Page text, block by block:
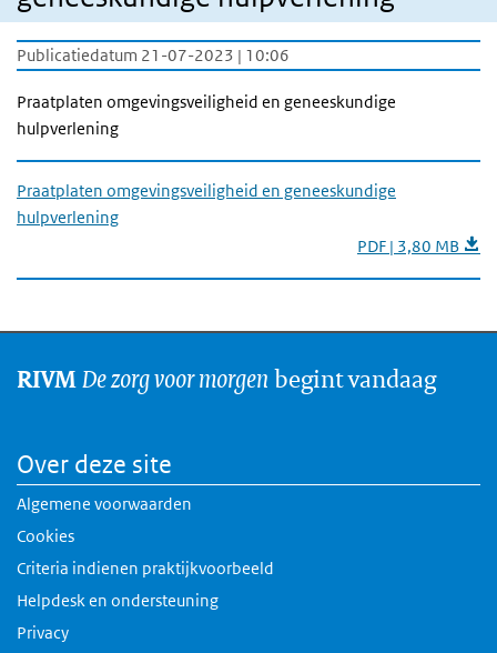
Publicatiedatum 21-07-2023 | 10:06
Praatplaten omgevingsveiligheid en geneeskundige
hulpverlening
Praatplaten omgevingsveiligheid en geneeskundige
hulpverlening
PDF | 3,80 MB
RIVMDe zorg voor morgen begint vandaag
Over deze site
Algemene voorwaarden
Cookies
Criteria indienen praktijkvoorbeeld
Helpdesk en ondersteuning
Privacy